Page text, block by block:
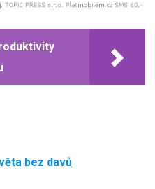
bez davů